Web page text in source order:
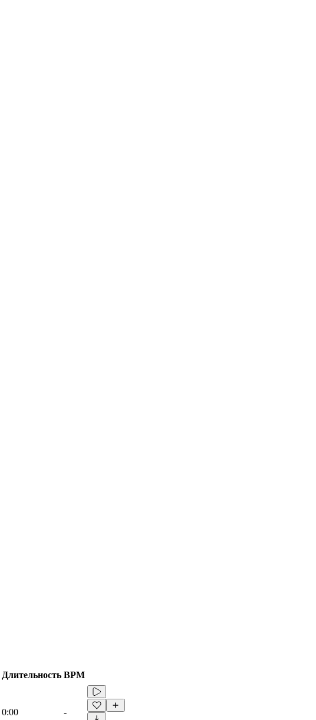
Длительность BPM
0:00 -